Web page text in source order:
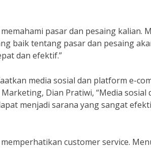
pasar dan pesaing kalian.
baik tentang pasar dan pesaing
dan efektif.”
media sosial dan platform e-
Dian Pratiwi, “Media
menjadi sarana yang sangat
customer service.